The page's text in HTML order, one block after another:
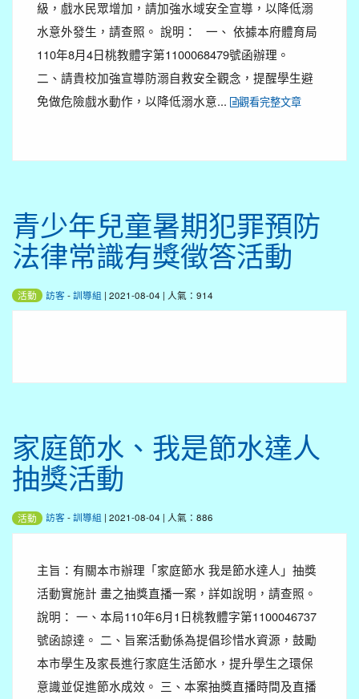
級，戲水民眾增加，請加強水域安全宣導，以降低溺
水意外發生，請查照。 說明： 一、 依據本府體育局
110年8月4日桃教體字第1100068479號函辦理。
二、請貴校加強宣導防溺自救安全觀念，提醒學生避
免做危險戲水動作，以降低溺水意...
觀看完整文章
青少年兒童暑期犯罪預防
法律常識有獎徵答活動
活動 訪客 -訓導組 | 2021-08-04 | 人氣：914
家庭節水、我是節水達人
抽獎活動
活動 訪客 -訓導組 | 2021-08-04 | 人氣：886
主旨：有關本市辦理「家庭節水 我是節水達人」抽獎
活動實施計 畫之抽獎直播一案，詳如說明，請查照。
說明： 一、本局110年6月1日桃教體字第1100046737
號函諒達。 二、旨案活動係為提倡珍惜水資源，鼓勵
本市學生及家長進行家庭生活節水，提升學生之環保
意識並促進節水成效。 三、本案抽獎直播時間及直播